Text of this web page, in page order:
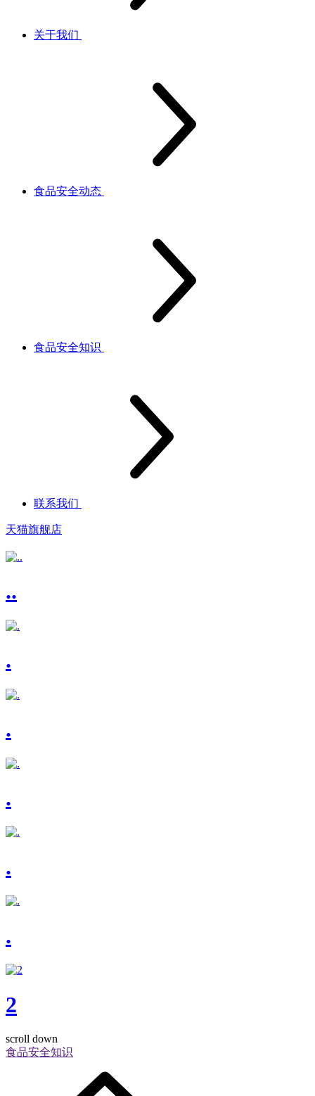
关于我们
食品安全动态
食品安全知识
联系我们
天猫旗舰店
..
.
.
.
.
.
2
scroll down
食品安全知识